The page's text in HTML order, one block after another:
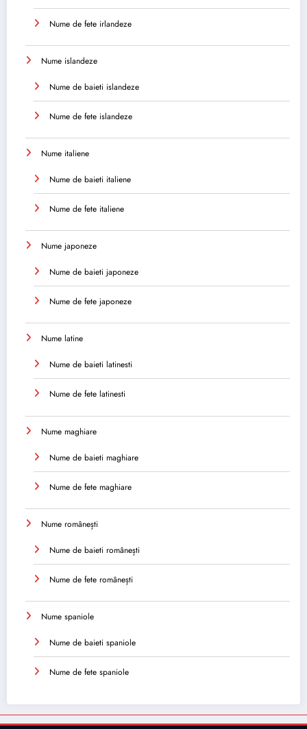
Nume de fete irlandeze
Nume islandeze
Nume de baieti islandeze
Nume de fete islandeze
Nume italiene
Nume de baieti italiene
Nume de fete italiene
Nume japoneze
Nume de baieti japoneze
Nume de fete japoneze
Nume latine
Nume de baieti latinesti
Nume de fete latinesti
Nume maghiare
Nume de baieti maghiare
Nume de fete maghiare
Nume românești
Nume de baieti românești
Nume de fete românești
Nume spaniole
Nume de baieti spaniole
Nume de fete spaniole